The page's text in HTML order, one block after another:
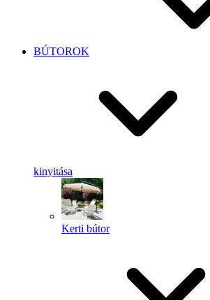
BÚTOROK
kinyitása
Kerti bútor